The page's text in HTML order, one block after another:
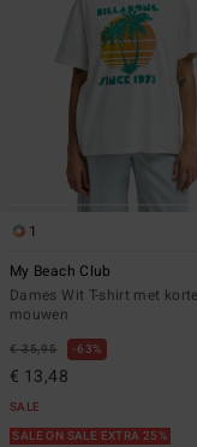
1
My Beach Club
Dames Wit T-shirt met korte
mouwen
€ 35,95 63%
€ 13,48
SALE
SALE ON SALE EXTRA 25%